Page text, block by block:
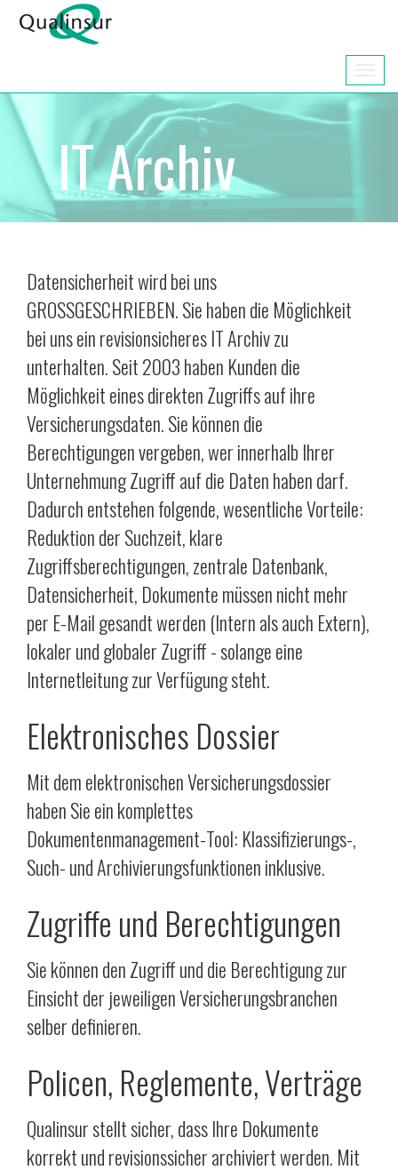
IT Archiv
Datensicherheit wird bei uns
GROSSGESCHRIEBEN. Sie haben die Möglichkeit
bei uns ein revisionsicheres IT Archiv zu
unterhalten. Seit 2003 haben Kunden die
Möglichkeit eines direkten Zugriffs auf ihre
Versicherungsdaten. Sie können die
Berechtigungen vergeben, wer innerhalb Ihrer
Unternehmung Zugriff auf die Daten haben darf.
Dadurch entstehen folgende, wesentliche Vorteile:
Reduktion der Suchzeit, klare
Zugriffsberechtigungen, zentrale Datenbank,
Datensicherheit, Dokumente müssen nicht mehr
per E-Mail gesandt werden (Intern als auch Extern),
lokaler und globaler Zugriff - solange eine
Internetleitung zur Verfügung steht.
Elektronisches Dossier
Mit dem elektronischen Versicherungsdossier
haben Sie ein komplettes
Dokumentenmanagement-Tool: Klassifizierungs-,
Such- und Archivierungsfunktionen inklusive.
Zugriffe und Berechtigungen
Sie können den Zugriff und die Berechtigung zur
Einsicht der jeweiligen Versicherungsbranchen
selber definieren.
Policen, Reglemente, Verträge
Qualinsur stellt sicher, dass Ihre Dokumente
korrekt und revisionssicher archiviert werden. Mit